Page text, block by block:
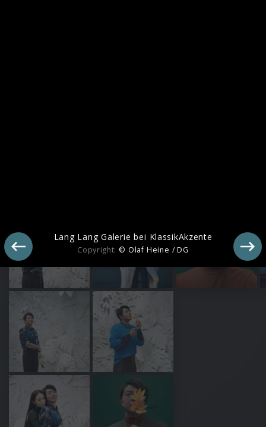
Lang Lang Galerie bei KlassikAkzente
Copyright: © Olaf Heine / DG